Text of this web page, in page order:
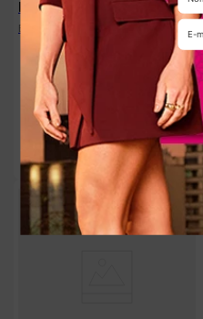
289,90
Em até
xR$ 21 sem juros